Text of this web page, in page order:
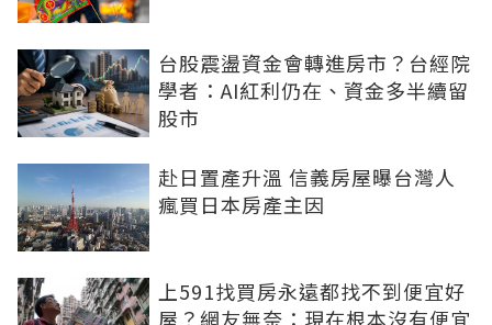
台股震盪資金會轉進房市？台經院
學者：AI紅利仍在、資金多半續留
股市
赴日置產升溫 信義房屋曝台灣人
瘋買日本房產主因
上591找買房永遠都找不到便宜好
屋？網友無奈：現在根本沒有便宜